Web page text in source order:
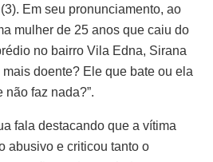
Em seu pronunciamento, ao
mulher de 25 anos que caiu do
no bairro Vila Edna, Sirana
mais doente? Ele que bate ou ela
faz nada?”.
fala destacando que a vítima
abusivo e criticou tanto o